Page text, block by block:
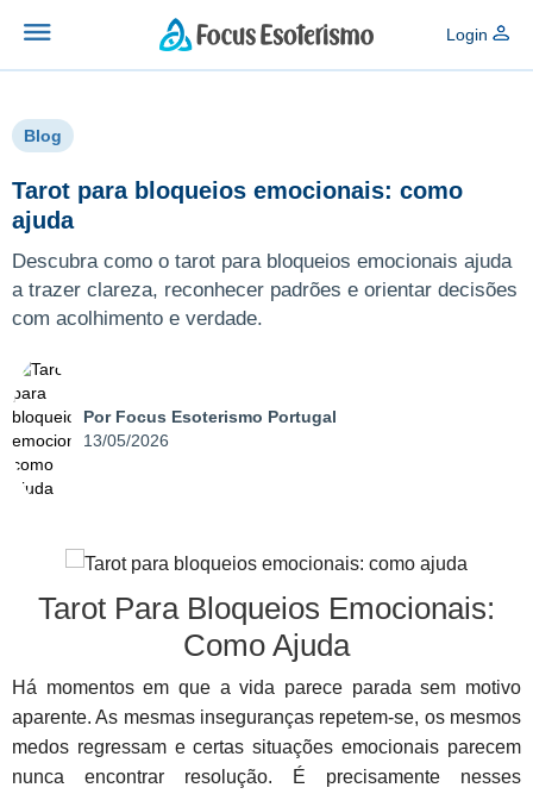
Login
Blog
Tarot para bloqueios emocionais: como
ajuda
Descubra como o tarot para bloqueios emocionais ajuda
a trazer clareza, reconhecer padrões e orientar decisões
com acolhimento e verdade.
Por Focus Esoterismo Portugal
13/05/2026
Tarot Para Bloqueios Emocionais:
Como Ajuda
Há momentos em que a vida parece parada sem motivo
aparente. As mesmas inseguranças repetem-se, os mesmos
medos regressam e certas situações emocionais parecem
nunca encontrar resolução. É precisamente nesses